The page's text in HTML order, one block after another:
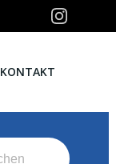
KONTAKT